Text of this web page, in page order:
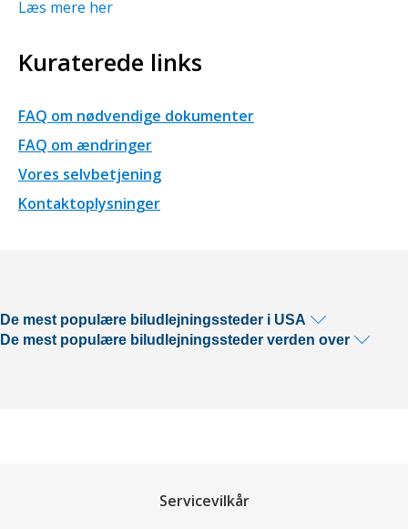
Læs mere her
Kuraterede links
FAQ om nødvendige dokumenter
FAQ om ændringer
Vores selvbetjening
Kontaktoplysninger
De mest populære biludlejningssteder i USA
De mest populære biludlejningssteder verden over
Servicevilkår